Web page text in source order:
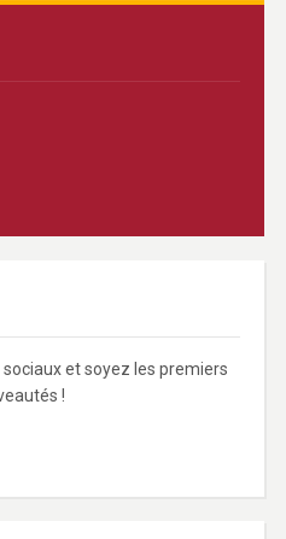
et soyez les premiers
!